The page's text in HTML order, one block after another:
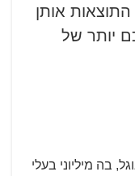
אותן
יותר של
בה מיליוני בעלי